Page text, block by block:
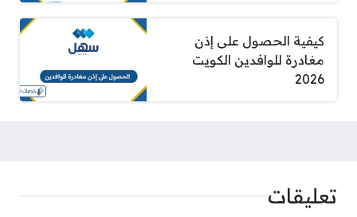
كيفية الحصول على إذن
مغادرة للوافدين الكويت
2026
تعليقات